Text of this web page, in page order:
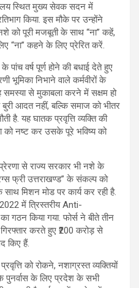
स्थित मुख्य सेवक सदन में
किया. इस मौके पर उन्होंने
को पूरी मजबूती के साथ “ना” कहें,
“ना’’ कहने के लिए प्रेरित करें.
वर्ष पूर्ण होने की बधाई देते हुए
निभाने वाले कर्मवीरों के
से मुकाबला करने में सक्षम हो
आदत नहीं, बल्कि समाज को भीतर
है. यह घातक प्रवृत्ति व्यक्ति की
को नष्ट कर उसके पूरे भविष्य को
प्रेरणा से राज्य सरकार भी नशे के
फ्री उत्तराखण्ड” के संकल्प को
साथ मिशन मोड पर कार्य कर रही है.
2022 में त्रिस्तरीय Anti-
किया गया. फोर्स ने बीते तीन
करते हुए ₹200 करोड़ से
किए हैं.
को रोकने, नशाग्रस्त व्यक्तियों
पुनर्वास के लिए प्रदेश के सभी